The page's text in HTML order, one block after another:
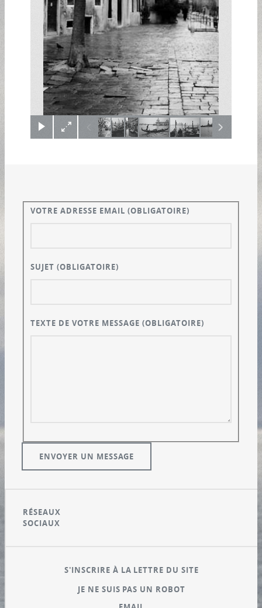
×
VOTRE ADRESSE EMAIL(OBLIGATOIRE)
SUJET(OBLIGATOIRE)
TEXTE DE VOTRE MESSAGE(OBLIGATOIRE)
RÉSEAUX
SOCIAUX
S'INSCRIRE À LA LETTRE DU SITE
JE NE SUIS PAS UN ROBOT